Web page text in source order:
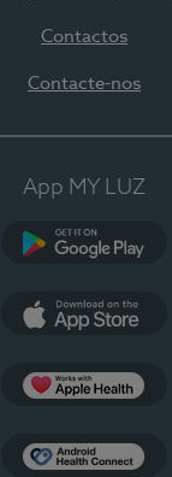
Contactos
Contacte-nos
App MY LUZ